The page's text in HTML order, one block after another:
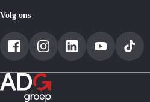
Toyota Yaris occasions
Toyota Yaris Cross occasions
Toyota RAV4
Volg ons